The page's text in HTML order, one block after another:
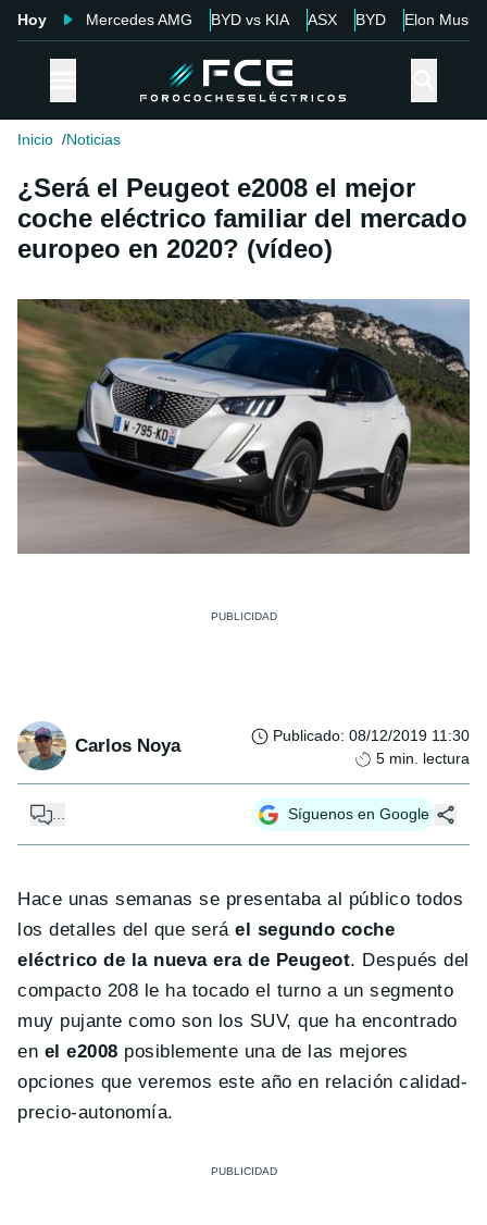
Hoy Mercedes AMG BYD vs KIA ASX BYD Elon Musk
Inicio Noticias
¿Será el Peugeot e2008 el mejor
coche eléctrico familiar del mercado
europeo en 2020? (vídeo)
Carlos Noya Publicado: 08/12/2019 11:30
5 min. lectura
... Síguenos en Google
Hace unas semanas se presentaba al público todos
los detalles del que seráel segundo coche
eléctrico de la nueva era de Peugeot. Después del
compacto 208 le ha tocado el turno a un segmento
muy pujante como son los SUV, que ha encontrado
en el e2008 posiblemente una de las mejores
opciones que veremos este año en relación calidad-
precio-autonomía.